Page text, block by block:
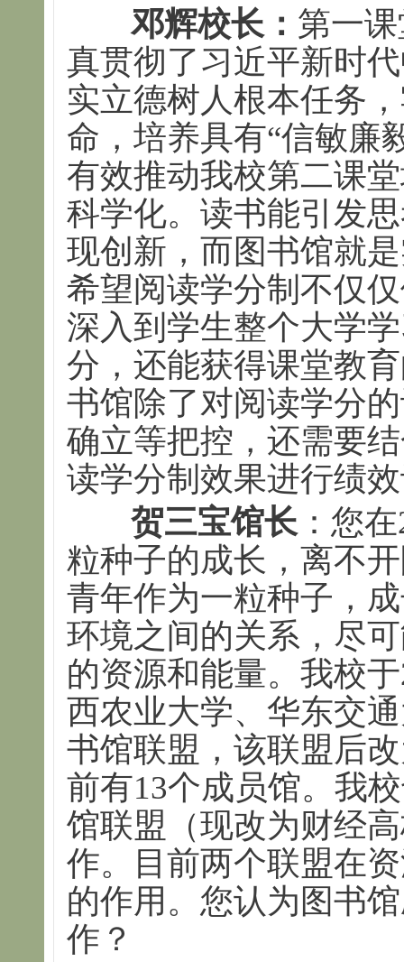
邓辉校长： 第一
真贯彻了习近平新时
实立德树人根本任务
命，培养具有“信敏廉
有效推动我校第二课
科学化。读书能引发
现创新，而图书馆就
希望阅读学分制不仅
深入到学生整个大学
分，还能获得课堂教
书馆除了对阅读学分
确立等把控，还需要
读学分制效果进行绩
贺三宝馆长 ：您
粒种子的成长，离不
青年作为一粒种子，
环境之间的关系，尽
的资源和能量。我校
西农业大学、华东交
书馆联盟，该联盟后
前有13个成员馆。我
馆联盟（现改为财经
作。目前两个联盟在
的作用。您认为图书
作？